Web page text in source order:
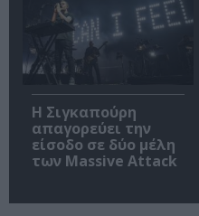
Η Σιγκαπούρη
απαγορεύει την
είσοδο σε δύο μέλη
των Massive Attack